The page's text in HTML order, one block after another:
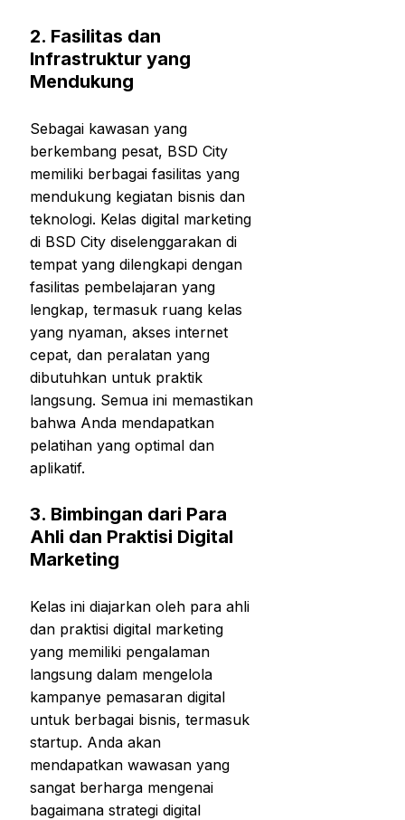
2. Fasilitas dan
Infrastruktur yang
Mendukung
Sebagai kawasan yang
berkembang pesat, BSD City
memiliki berbagai fasilitas yang
mendukung kegiatan bisnis dan
teknologi. Kelas digital marketing
di BSD City diselenggarakan di
tempat yang dilengkapi dengan
fasilitas pembelajaran yang
lengkap, termasuk ruang kelas
yang nyaman, akses internet
cepat, dan peralatan yang
dibutuhkan untuk praktik
langsung. Semua ini memastikan
bahwa Anda mendapatkan
pelatihan yang optimal dan
aplikatif.
3. Bimbingan dari Para
Ahli dan Praktisi Digital
Marketing
Kelas ini diajarkan oleh para ahli
dan praktisi digital marketing
yang memiliki pengalaman
langsung dalam mengelola
kampanye pemasaran digital
untuk berbagai bisnis, termasuk
startup. Anda akan
mendapatkan wawasan yang
sangat berharga mengenai
bagaimana strategi digital